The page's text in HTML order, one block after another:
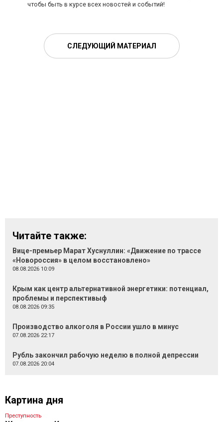
чтобы быть в курсе всех новостей и событий!
СЛЕДУЮЩИЙ МАТЕРИАЛ
Читайте также:
Вице-премьер Марат Хуснуллин: «Движение по трассе
«Новороссия» в целом восстановлено»
08.08.2026 10:09
Крым как центр альтернативной энергетики: потенциал,
проблемы и перспективыф
08.08.2026 09:35
Производство алкоголя в России ушло в минус
07.08.2026 22:17
Рубль закончил рабочую неделю в полной депрессии
07.08.2026 20:04
Картина дня
Преступность